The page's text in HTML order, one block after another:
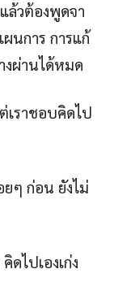
ล้วต้องพูดจา
ผนการ การแก้
งผ่านได้หมด
เราชอบคิดไป
ยๆ ก่อน ยังไม่
ดไปเองเก่ง